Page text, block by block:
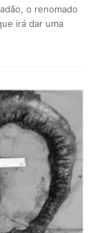
o renomado
irá dar uma